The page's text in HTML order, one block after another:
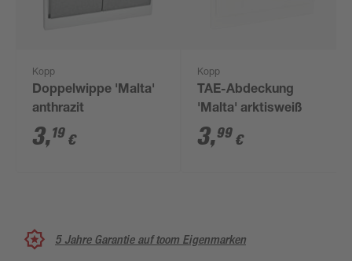
Kopp
Doppelwippe 'Malta'
anthrazit
3,19 €
Kopp
TAE-Abdeckung
'Malta' arktisweiß
3,99 €
5 Jahre Garantie auf toom Eigenmarken